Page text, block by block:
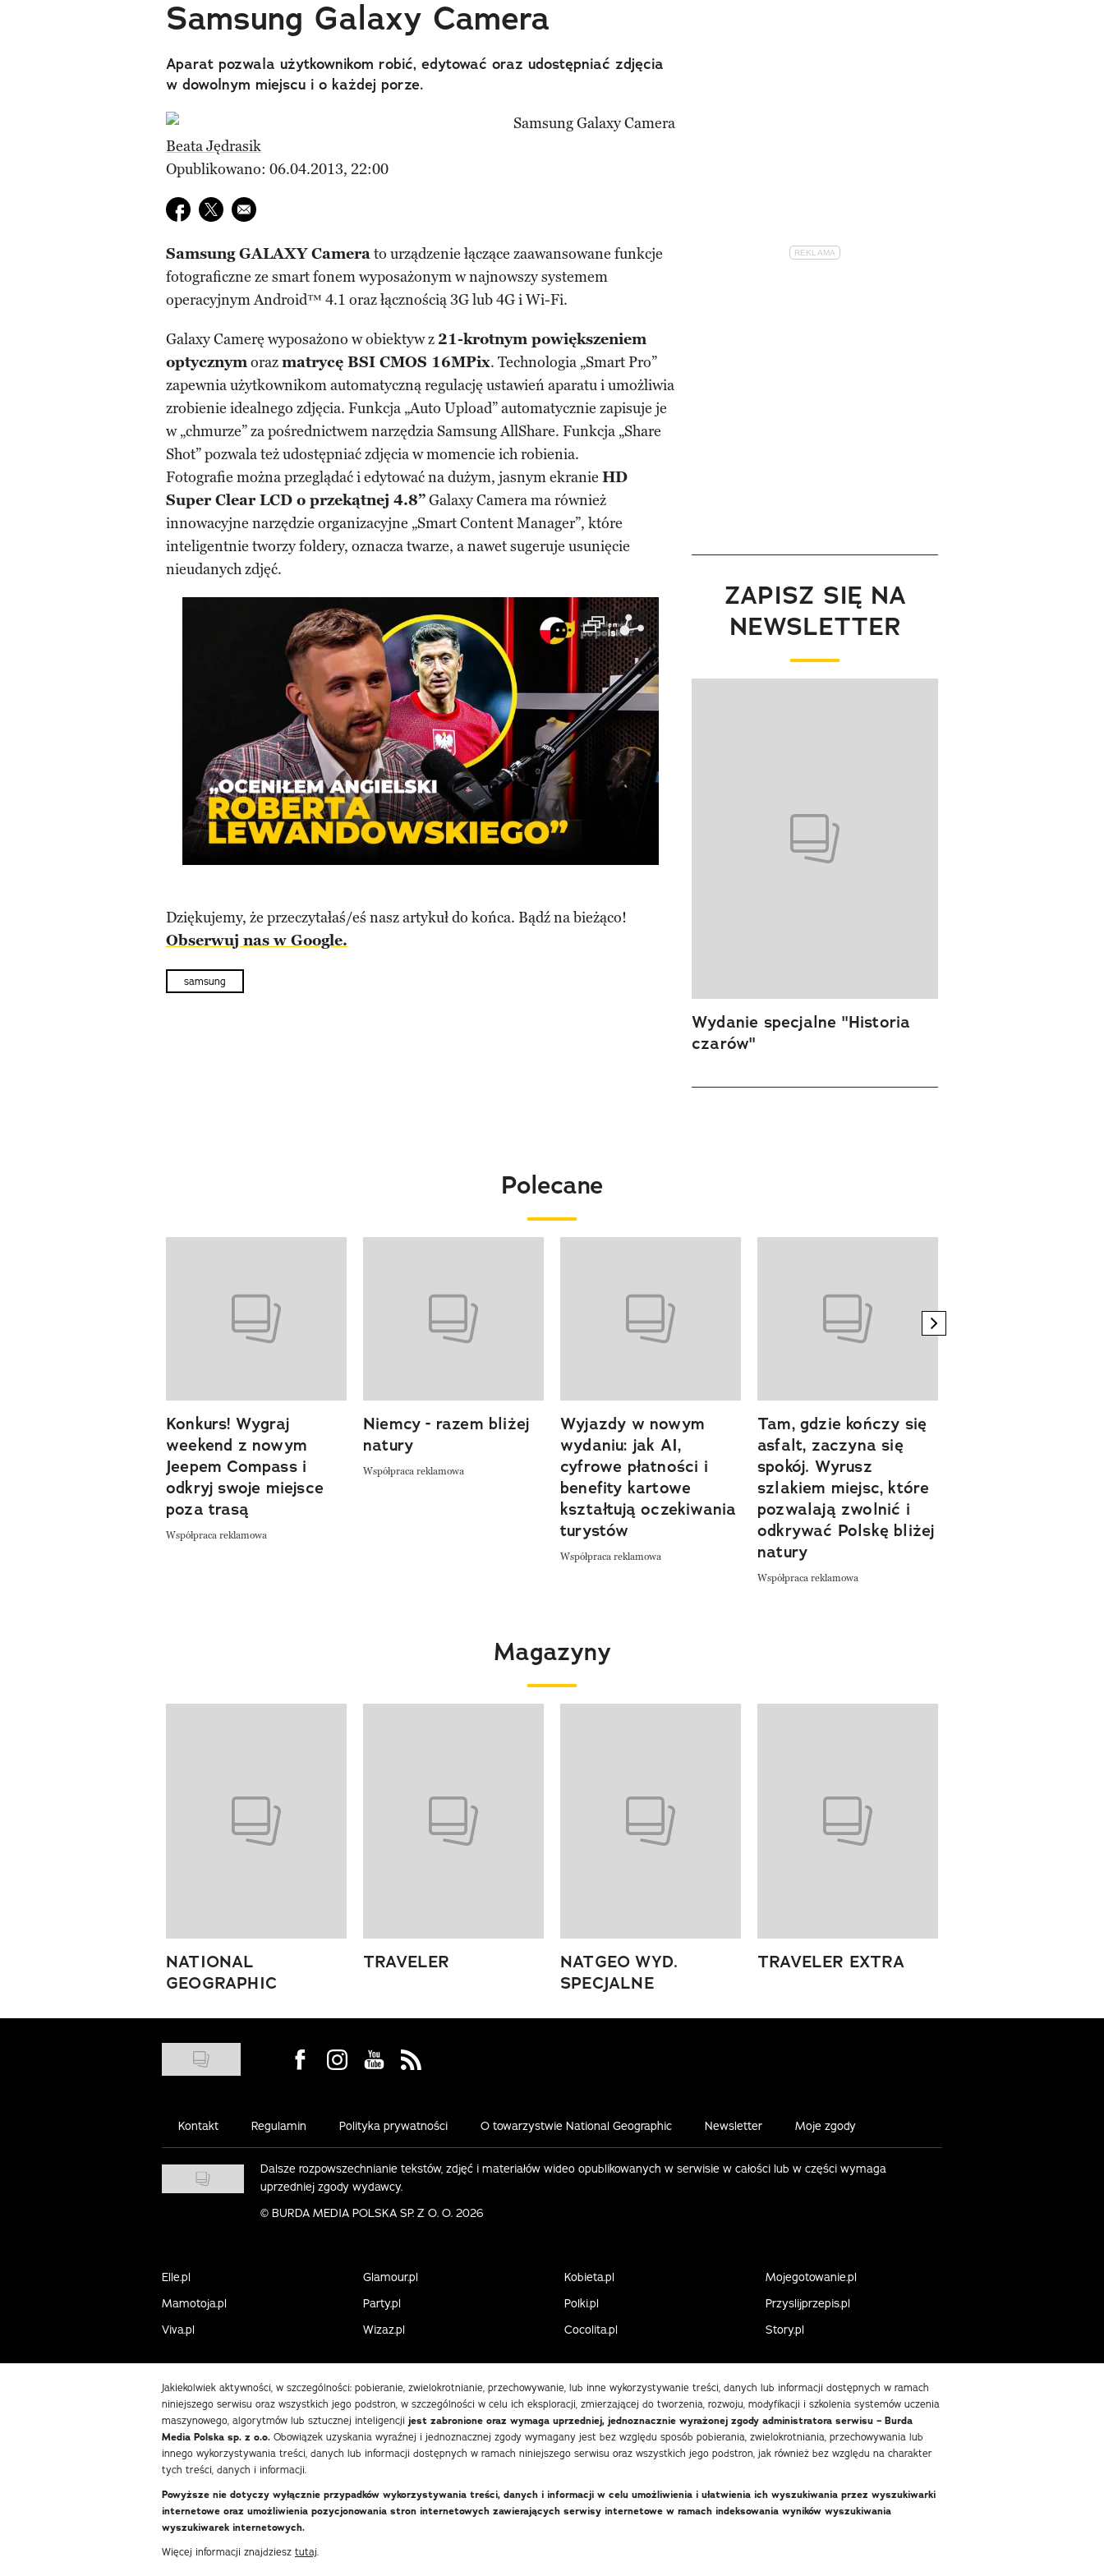
Samsung Galaxy Camera
Aparat pozwala użytkownikom robić, edytować oraz udostępniać zdjęcia
w dowolnym miejscu i o każdej porze.
Beata Jędrasik
Opublikowano: 06.04.2013, 22:00
Udostępnij na facebook
Udostępnij na twitter
E-mail do przyjaciela
Samsung GALAXY Camerato urządzenie łączące zaawansowane funkcje
fotograficzne ze smart fonem wyposażonym w najnowszy systemem
operacyjnym Android™ 4.1 oraz łącznością 3G lub 4G i Wi-Fi.
Galaxy Camerę wyposażono w obiektyw z 21-krotnym powiększeniem
optycznymorazmatrycę BSI CMOS 16MPix. Technologia „Smart Pro”
zapewnia użytkownikom automatyczną regulację ustawień aparatu i umożliwia
zrobienie idealnego zdjęcia. Funkcja „Auto Upload” automatycznie zapisuje je
w „chmurze” za pośrednictwem narzędzia Samsung AllShare. Funkcja „Share
Shot” pozwala też udostępniać zdjęcia w momencie ich robienia.
Fotografie można przeglądać i edytować na dużym, jasnym ekranie HD
Super Clear LCD o przekątnej 4.8”Galaxy Camera ma również
innowacyjne narzędzie organizacyjne „Smart Content Manager”, które
inteligentnie tworzy foldery, oznacza twarze, a nawet sugeruje usunięcie
nieudanych zdjęć.
Dziękujemy, że przeczytałaś/eś nasz artykuł do końca. Bądź na bieżąco!
Obserwuj nas w Google.
samsung
ZAPISZ SIĘ NA
NEWSLETTER
Wydanie specjalne "Historia
czarów"
Polecane
previous element
Konkurs! Wygraj
weekend z nowym
Jeepem Compass i
odkryj swoje miejsce
poza trasą
Współpraca reklamowa
Niemcy - razem bliżej
natury
Współpraca reklamowa
Wyjazdy w nowym
wydaniu: jak AI,
cyfrowe płatności i
benefity kartowe
kształtują oczekiwania
turystów
Współpraca reklamowa
Tam, gdzie kończy się
asfalt, zaczyna się
spokój. Wyrusz
szlakiem miejsc, które
pozwalają zwolnić i
odkrywać Polskę bliżej
natury
Współpraca reklamowa
next element
Magazyny
NATIONAL
GEOGRAPHIC
TRAVELER
NATGEO WYD.
SPECJALNE
TRAVELER EXTRA
Visit us on Facebook
Visit us on Instagram
Visit us on Youtube
Visit us on Rss
Kontakt Regulamin Polityka prywatności O towarzystwie National Geographic Newsletter Moje zgody
Dalsze rozpowszechnianie tekstów, zdjęć i materiałów wideo opublikowanych w serwisie w całości lub w części wymaga
uprzedniej zgody wydawcy.
© BURDA MEDIA POLSKA SP. Z O. O. 2026
Elle.pl Glamour.pl Kobieta.pl
Mojegotowanie.pl
Mamotoja.pl
Party.pl Polki.pl
Przyslijprzepis.pl
Viva.pl
Wizaz.pl Cocolita.pl Story.pl
Jakiekolwiek aktywności, w szczególności: pobieranie, zwielokrotnianie, przechowywanie, lub inne wykorzystywanie treści, danych lub informacji dostępnych w ramach
niniejszego serwisu oraz wszystkich jego podstron, w szczególności w celu ich eksploracji, zmierzającej do tworzenia, rozwoju, modyfikacji i szkolenia systemów uczenia
maszynowego, algorytmów lub sztucznej inteligencji jest zabronione oraz wymaga uprzedniej, jednoznacznie wyrażonej zgody administratora serwisu – Burda
Media Polska sp. z o.o. Obowiązek uzyskania wyraźnej i jednoznacznej zgody wymagany jest bez względu sposób pobierania, zwielokrotniania, przechowywania lub
innego wykorzystywania treści, danych lub informacji dostępnych w ramach niniejszego serwisu oraz wszystkich jego podstron, jak również bez względu na charakter
tych treści, danych i informacji.
Powyższe nie dotyczy wyłącznie przypadków wykorzystywania treści, danych i informacji w celu umożliwienia i ułatwienia ich wyszukiwania przez wyszukiwarki
internetowe oraz umożliwienia pozycjonowania stron internetowych zawierających serwisy internetowe w ramach indeksowania wyników wyszukiwania
wyszukiwarek internetowych.
Więcej informacji znajdziesz tutaj.